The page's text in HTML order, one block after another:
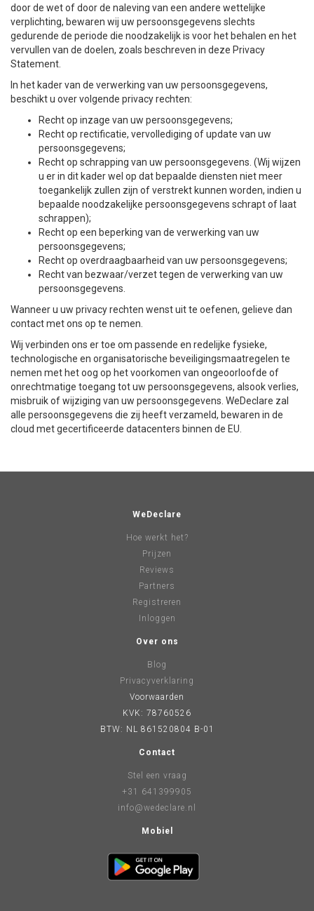
door de wet of door de naleving van een andere wettelijke
verplichting, bewaren wij uw persoonsgegevens slechts
gedurende de periode die noodzakelijk is voor het behalen en het
vervullen van de doelen, zoals beschreven in deze Privacy
Statement.
In het kader van de verwerking van uw persoonsgegevens,
beschikt u over volgende privacy rechten:
Recht op inzage van uw persoonsgegevens;
Recht op rectificatie, vervollediging of update van uw
persoonsgegevens;
Recht op schrapping van uw persoonsgegevens. (Wij wijzen
u er in dit kader wel op dat bepaalde diensten niet meer
toegankelijk zullen zijn of verstrekt kunnen worden, indien u
bepaalde noodzakelijke persoonsgegevens schrapt of laat
schrappen);
Recht op een beperking van de verwerking van uw
persoonsgegevens;
Recht op overdraagbaarheid van uw persoonsgegevens;
Recht van bezwaar/verzet tegen de verwerking van uw
persoonsgegevens.
Wanneer u uw privacy rechten wenst uit te oefenen, gelieve dan
contact met ons op te nemen.
Wij verbinden ons er toe om passende en redelijke fysieke,
technologische en organisatorische beveiligingsmaatregelen te
nemen met het oog op het voorkomen van ongeoorloofde of
onrechtmatige toegang tot uw persoonsgegevens, alsook verlies,
misbruik of wijziging van uw persoonsgegevens. WeDeclare zal
alle persoonsgegevens die zij heeft verzameld, bewaren in de
cloud met gecertificeerde datacenters binnen de EU.
WeDeclare
Hoe werkt het?
Prijzen
Reviews
Partners
Registreren
Inloggen
Over ons
Blog
Privacyverklaring
Voorwaarden
KVK: 78760526
BTW: NL 861520804 B-01
Contact
Stel een vraag
+31 641399905
info@wedeclare.nl
Mobiel